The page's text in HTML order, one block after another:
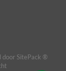
door SitePack ®